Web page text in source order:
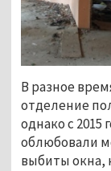
В разное
отделение
однако с 2015
облюбовали
выбиты окна,